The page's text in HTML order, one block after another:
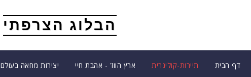
הבלוג הצרפתי
דף הבית תיירות-קולינרית ארץ הווז' - אהבת חיי יצירות מחאה